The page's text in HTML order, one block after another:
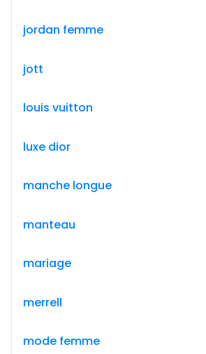
jordan femme
jott
louis vuitton
luxe dior
manche longue
manteau
mariage
merrell
mode femme